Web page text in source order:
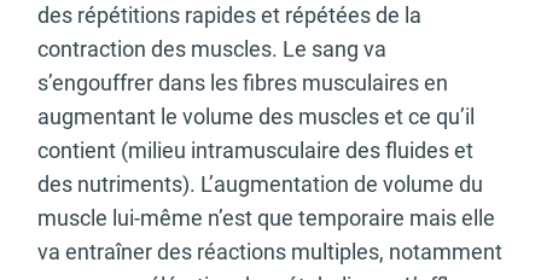
des répétitions rapides et répétées de la
contraction des muscles. Le sang va
s’engouffrer dans les fibres musculaires en
augmentant le volume des muscles et ce qu’il
contient (milieu intramusculaire des fluides et
des nutriments). L’augmentation de volume du
muscle lui-même n’est que temporaire mais elle
va entraîner des réactions multiples, notamment